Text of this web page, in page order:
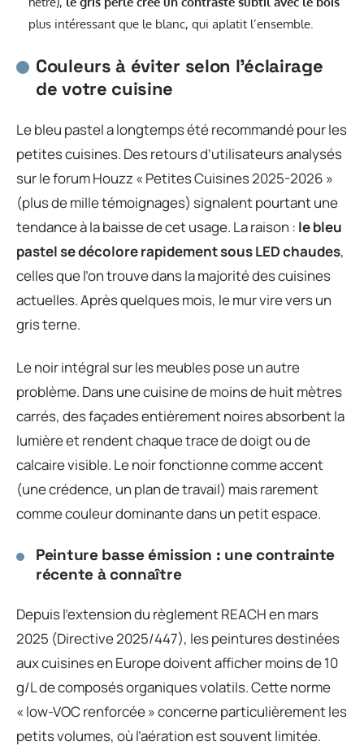
plus intéressant que le blanc, qui aplatit l’ensemble.
Couleurs à éviter selon l’éclairage
de votre cuisine
Le bleu pastel a longtemps été recommandé pour les
petites cuisines. Des retours d’utilisateurs analysés
sur le forum Houzz « Petites Cuisines 2025-2026 »
(plus de mille témoignages) signalent pourtant une
tendance à la baisse de cet usage. La raison : le bleu
pastel se décolore rapidement sous LED chaudes,
celles que l’on trouve dans la majorité des cuisines
actuelles. Après quelques mois, le mur vire vers un
gris terne.
Le noir intégral sur les meubles pose un autre
problème. Dans une cuisine de moins de huit mètres
carrés, des façades entièrement noires absorbent la
lumière et rendent chaque trace de doigt ou de
calcaire visible. Le noir fonctionne comme accent
(une crédence, un plan de travail) mais rarement
comme couleur dominante dans un petit espace.
Peinture basse émission : une contrainte
récente à connaître
Depuis l’extension du règlement REACH en mars
2025 (Directive 2025/447), les peintures destinées
aux cuisines en Europe doivent afficher moins de 10
g/L de composés organiques volatils. Cette norme
« low-VOC renforcée » concerne particulièrement les
petits volumes, où l’aération est souvent limitée.